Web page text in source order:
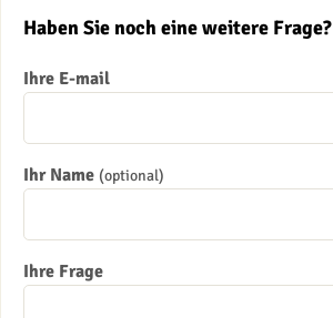
Haben Sie noch eine weitere Frage?
Ihre E-mail
Ihr Name (optional)
Ihre Frage